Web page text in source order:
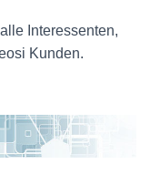
Interessenten,
Kunden.